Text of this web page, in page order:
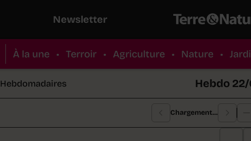
Newsletter
À la une • Terroir • Agriculture • Nature •
Hebdomadaires Hebdo
Chargement…